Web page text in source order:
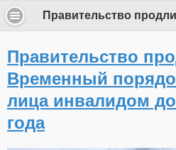
Правительство
Временный
лица инвалидом до
года